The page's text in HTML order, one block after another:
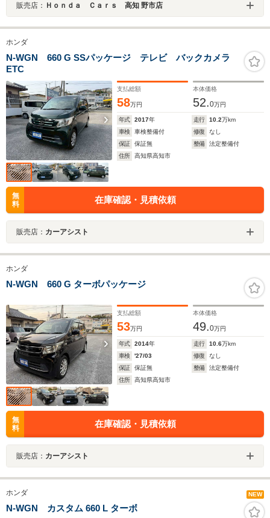
販売店： Ｈｏｎｄａ Ｃａｒｓ 高知 野市店
ホンダ
N-WGN 660 G SSパッケージ テレビ バックカメラ
ETC
支払総額
58万円
本体価格
52.0万円
年式 2017年 走行 10.2万km
車検
車検整備付 修復
なし
保証
保証無 整備
法定整備付
住所
高知県高知市
無
料
在庫確認・見積依頼
販売店： カーアシスト
ホンダ
N-WGN 660 G ターボパッケージ
支払総額
53万円
本体価格
49.0万円
年式 2014年 走行 10.6万km
車検
'27/03 修復
なし
保証
保証無 整備
法定整備付
住所
高知県高知市
無
料
在庫確認・見積依頼
販売店： カーアシスト
ホンダ NEW
N-WGN カスタム 660 L ターボ